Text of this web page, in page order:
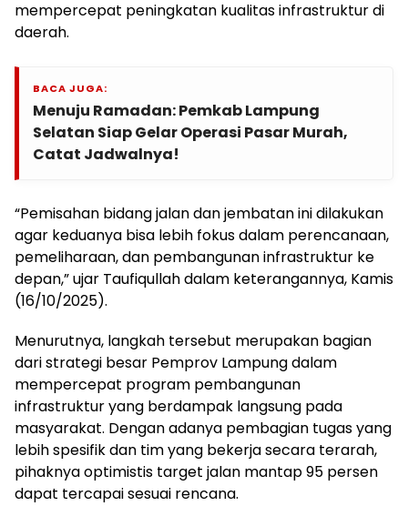
mempercepat peningkatan kualitas infrastruktur di
daerah.
BACA JUGA:
Menuju Ramadan: Pemkab Lampung
Selatan Siap Gelar Operasi Pasar Murah,
Catat Jadwalnya!
“Pemisahan bidang jalan dan jembatan ini dilakukan
agar keduanya bisa lebih fokus dalam perencanaan,
pemeliharaan, dan pembangunan infrastruktur ke
depan,” ujar Taufiqullah dalam keterangannya, Kamis
(16/10/2025).
Menurutnya, langkah tersebut merupakan bagian
dari strategi besar Pemprov Lampung dalam
mempercepat program pembangunan
infrastruktur yang berdampak langsung pada
masyarakat. Dengan adanya pembagian tugas yang
lebih spesifik dan tim yang bekerja secara terarah,
pihaknya optimistis target jalan mantap 95 persen
dapat tercapai sesuai rencana.